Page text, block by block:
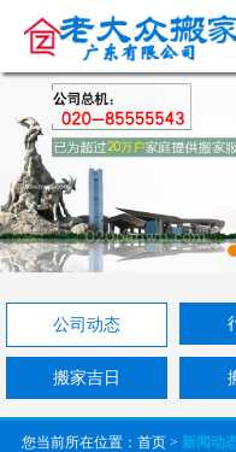
公司动态
搬家吉日
您当前所在位置： 首页 > 新闻动